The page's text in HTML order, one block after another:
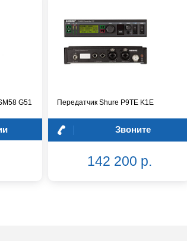
G51 Передатчик Shure P9TE K1E
Звоните
142 200 р.